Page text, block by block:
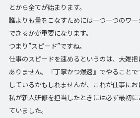
とから全てが始まります。
誰よりも量をこなすためには一つ一つのワ
できるかが重要になります。
つまり”スピード”ですね。
仕事のスピードを速めるというのは、大雑
ありません。『丁寧かつ爆速』でやること
しているかもしれませんが、これが仕事にお
私が新人研修を担当したときには必ず最初
ていました。